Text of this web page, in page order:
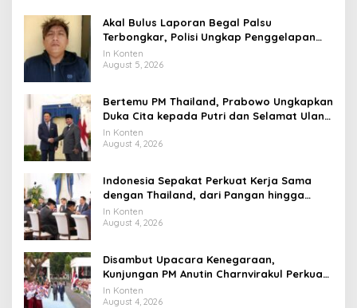
Akal Bulus Laporan Begal Palsu
Terbongkar, Polisi Ungkap Penggelapan
Uang Perusahaan untuk Crypto
In Konten
August 5, 2026
Bertemu PM Thailand, Prabowo Ungkapkan
Duka Cita kepada Putri dan Selamat Ulang
Tahun ke Raja Thailand
In Konten
August 4, 2026
Indonesia Sepakat Perkuat Kerja Sama
dengan Thailand, dari Pangan hingga
Ekonomi Digital
In Konten
August 4, 2026
Disambut Upacara Kenegaraan,
Kunjungan PM Anutin Charnvirakul Perkuat
Hubungan Indonesia-Thailand
In Konten
August 4, 2026